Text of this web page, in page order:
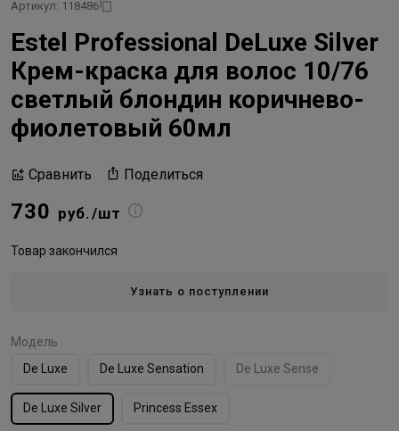
Артикул: 118486
Estel Professional DeLuxe Silver
Крем-краска для волос 10/76
светлый блондин коричнево-
фиолетовый 60мл
Сравнить Поделиться
730 руб./шт
Товар закончился
Узнать о поступлении
Модель
De Luxe
De Luxe Sensation De Luxe Sense
De Luxe Silver Princess Essex